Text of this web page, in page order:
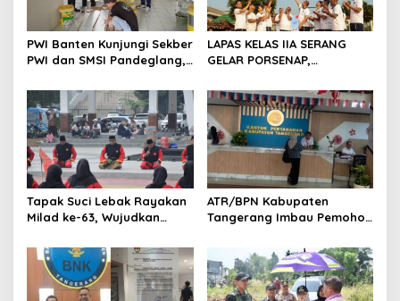
s
PWI Banten Kunjungi Sekber
PWI dan SMSI Pandeglang,
Konferensi Organisasi
LAPAS KELAS IIA SERANG
GELAR PORSENAP,
DAN KEBERSAMAAN
Tapak Suci Lebak Rayakan
Milad ke-63, Wujudkan
Menuju Kancah Dunia
ATR/BPN Kabupaten
Tangerang Imbau Pemohon
Berkas Mandek